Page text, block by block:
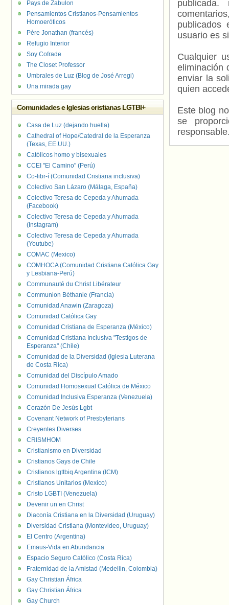
usuario es
Cualquier
eliminación
enviar la
quien
Este blog
se
Pays de Zabulon
Pensamientos Cristianos-Pensamientos
Homoeróticos
Père Jonathan (francés)
Refugio Interior
Soy Cofrade
The Closet Professor
Umbrales de Luz (Blog de José Arregi)
Una mirada gay
Comunidades e Iglesias cristianas LGTBI+
Casa de Luz (dejando huella)
Cathedral of Hope/Catedral de la Esperanza
(Texas, EE.UU.)
Católicos homo y bisexuales
CCEI "El Camino" (Perú)
Co-libr-í (Comunidad Cristiana inclusiva)
Colectivo San Lázaro (Málaga, España)
Colectivo Teresa de Cepeda y Ahumada
(Facebook)
Colectivo Teresa de Cepeda y Ahumada
(Instagram)
Colectivo Teresa de Cepeda y Ahumada
(Youtube)
COMAC (Mexico)
COMHOCA (Comunidad Cristiana Católica Gay
y Lesbiana-Perú)
Communauté du Christ Libérateur
Communion Béthanie (Francia)
Comunidad Anawin (Zaragoza)
Comunidad Católica Gay
Comunidad Cristiana de Esperanza (México)
Comunidad Cristiana Inclusiva "Testigos de
Esperanza" (Chile)
Comunidad de la Diversidad (Iglesia Luterana
de Costa Rica)
Comunidad del Discípulo Amado
Comunidad Homosexual Católica de México
Comunidad Inclusiva Esperanza (Venezuela)
Corazón De Jesús Lgbt
Covenant Network of Presbyterians
Creyentes Diverses
CRISMHOM
Cristianismo en Diversidad
Cristianos Gays de Chile
Cristianos lgttbiq Argentina (ICM)
Cristianos Unitarios (Mexico)
Cristo LGBTI (Venezuela)
Devenir un en Christ
Diaconía Cristiana en la Diversidad (Uruguay)
Diversidad Cristiana (Montevideo, Uruguay)
El Centro (Argentina)
Emaus-Vida en Abundancia
Espacio Seguro Católico (Costa Rica)
Fraternidad de la Amistad (Medellin, Colombia)
Gay Christian África
Gay Christian África
Gay Church